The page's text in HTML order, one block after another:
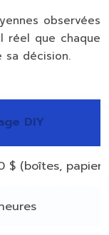
observées
réel que chaque
sa décision.
DIY
$ (boîtes, papier,